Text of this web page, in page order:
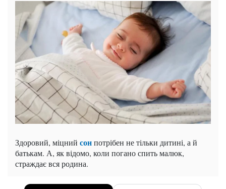
Здоровий, міцний сонпотрібен не тільки дитині, а й
батькам. А, як відомо, коли погано спить малюк,
страждає вся родина.